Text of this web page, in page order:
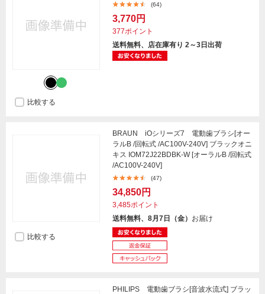
(64)
3,770円
377ポイント
送料無料、店在庫有り 2～3日出荷
比較する
BRAUN iOシリーズ7 電動歯ブラシ[オー
ラルB /回転式 /AC100V-240V] ブラックオニ
キス IOM72J22BDBK-W [オーラルB /回転式
/AC100V-240V]
(47)
34,850円
3,485ポイント
送料無料、8月7日（金） お届け
比較する
PHILIPS 電動歯ブラシ[音波水流式] ブラッ